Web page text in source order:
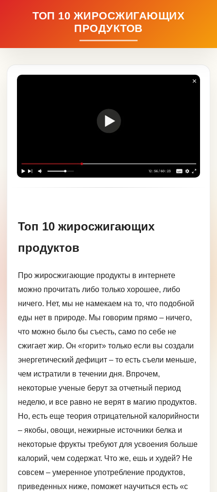
ТОП 10 ЖИРОСЖИГАЮЩИХ
ПРОДУКТОВ
Топ 10 жиросжигающих
продуктов
Про жиросжигающие продукты в интернете
можно прочитать либо только хорошее, либо
ничего. Нет, мы не намекаем на то, что подобной
еды нет в природе. Мы говорим прямо – ничего,
что можно было бы съесть, само по себе не
сжигает жир. Он «горит» только если вы создали
энергетический дефицит – то есть съели меньше,
чем истратили в течении дня. Впрочем,
некоторые ученые берут за отчетный период
неделю, и все равно не верят в магию продуктов.
Но, есть еще теория отрицательной калорийности
– якобы, овощи, нежирные источники белка и
некоторые фрукты требуют для усвоения больше
калорий, чем содержат. Что же, ешь и худей? Не
совсем – умеренное употребление продуктов,
приведенных ниже, поможет научиться есть «с